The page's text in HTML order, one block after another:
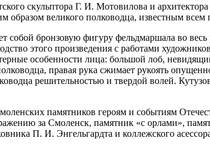
скульптора Г. И. Мотовилова и
образом великого полководца, известным
бронзовую фигуру фельдмаршала во весь
этого произведения с работами
особенности лица: большой лоб,
правая рука сжимает рукоять
решительностью и твердой волей.
памятников героям и событиям
за Смоленск, памятник «с орлами»,
П. И. Энгельгардта и коллежского